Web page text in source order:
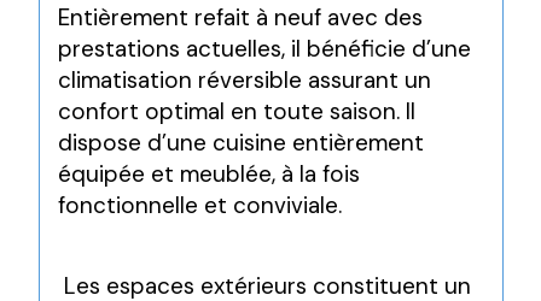
Entièrement refait à neuf avec des
prestations actuelles, il bénéficie d’une
climatisation réversible assurant un
confort optimal en toute saison. Il
dispose d’une cuisine entièrement
équipée et meublée, à la fois
fonctionnelle et conviviale.